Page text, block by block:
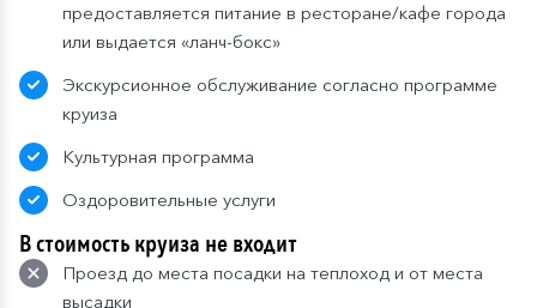
предоставляется питание в ресторане/кафе города
или выдается «ланч-бокс»
Экскурсионное обслуживание согласно программе
круиза
Культурная программа
Оздоровительные услуги
В стоимость круиза не входит
Проезд до места посадки на теплоход и от места
высадки